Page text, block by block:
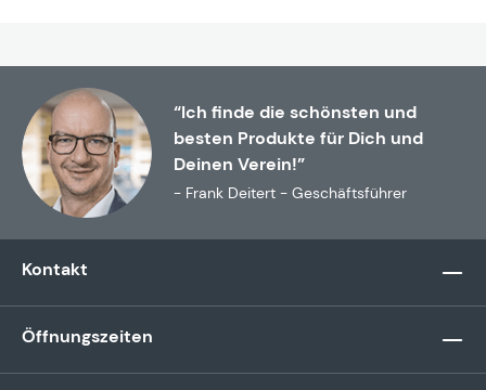
“Ich finde die schönsten und
besten Produkte für Dich und
Deinen Verein!”
- Frank Deitert - Geschäftsführer
Kontakt
Öffnungszeiten